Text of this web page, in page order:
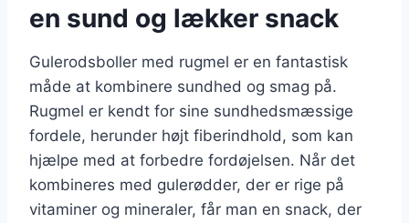
en sund og lækker snack
Gulerodsboller med rugmel er en fantastisk
måde at kombinere sundhed og smag på.
Rugmel er kendt for sine sundhedsmæssige
fordele, herunder højt fiberindhold, som kan
hjælpe med at forbedre fordøjelsen. Når det
kombineres med gulerødder, der er rige på
vitaminer og mineraler, får man en snack, der